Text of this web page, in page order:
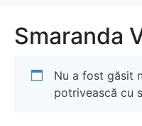
Smaranda
Nu a fost găsit
potrivească cu